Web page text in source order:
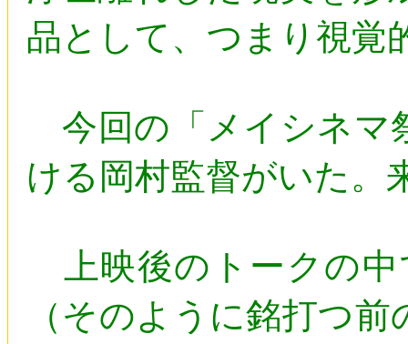
品として、つまり視覚
今回の「メイシネマ
ける岡村監督がいた。
上映後のトークの中
（そのように銘打つ